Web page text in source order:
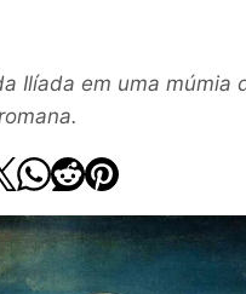
Ilíada em uma múmia